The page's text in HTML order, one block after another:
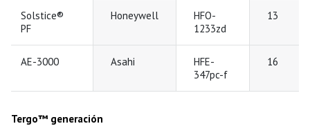
Solstice®
PF
Honeywell
HFO-
1233zd
13
AE-3000 Asahi
HFE-
347pc-f
16
Tergo™ generación